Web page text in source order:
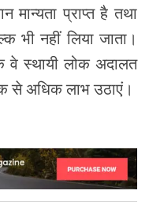
मान्यता प्राप्त है तथा
भी नहीं लिया जाता।
स्थायी लोक अदालत
से अधिक लाभ उठाएं।